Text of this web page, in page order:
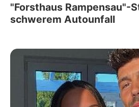
"Forsthaus Rampensau"-
schwerem Autounfall